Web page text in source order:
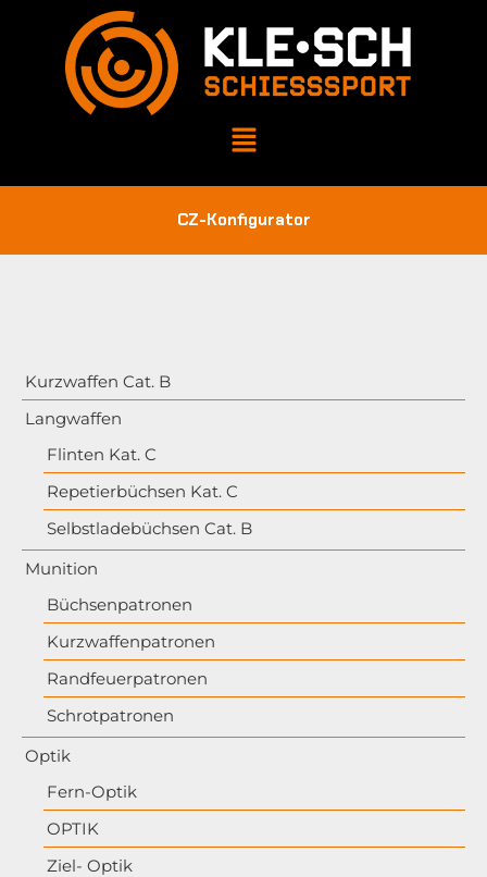
CZ-Konfigurator
Kurzwaffen Cat. B
Langwaffen
Flinten Kat. C
Repetierbüchsen Kat. C
Selbstladebüchsen Cat. B
Munition
Büchsenpatronen
Kurzwaffenpatronen
Randfeuerpatronen
Schrotpatronen
Optik
Fern-Optik
OPTIK
Ziel- Optik